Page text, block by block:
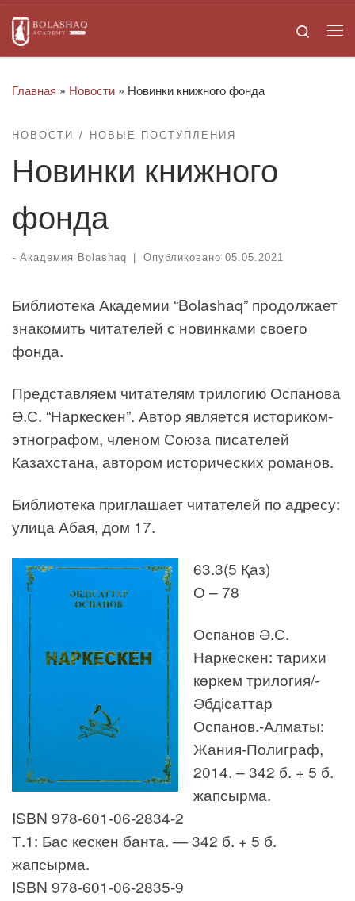
Skip to content Search
Главная » Новости » Новинки книжного фонда
НОВОСТИ НОВЫЕ ПОСТУПЛЕНИЯ
Новинки книжного
фонда
- Академия Bolashaq Опубликовано 05.05.2021
Библиотека Академии “Bolashaq” продолжает
знакомить читателей с новинками своего
фонда.
Представляем читателям трилогию Оспанова
Ә.С. “Наркескен”. Автор является историком-
этнографом, членом Союза писателей
Казахстана, автором исторических романов.
Библиотека приглашает читателей по адресу:
улица Абая, дом 17.
63.3(5 Қаз)
О – 78
Оспанов Ә.С.
Наркескен: тарихи
көркем трилогия/-
Әбдісаттар
Оспанов.-Алматы:
Жания-Полиграф,
2014. – 342 б. + 5 б.
жапсырма.
ISBN 978-601-06-2834-2
Т.1: Бас кескен банта. — 342 б. + 5 б.
жапсырма.
ISBN 978-601-06-2835-9